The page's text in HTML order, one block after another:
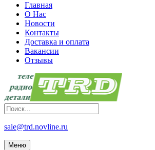
Главная
О Нас
Новости
Контакты
Доставка и оплата
Вакансии
Отзывы
sale@trd.novline.ru
Меню